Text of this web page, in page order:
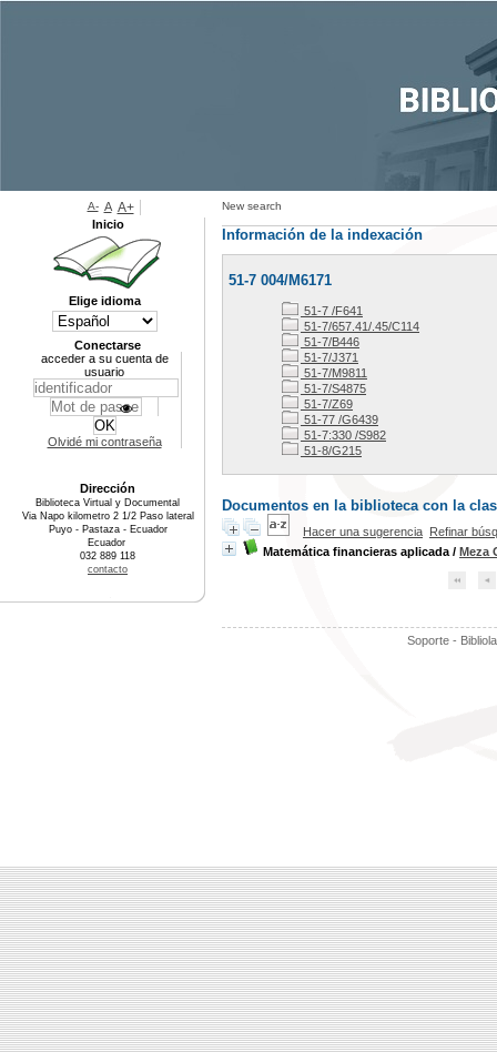
New search
Información de la indexación
51-7 004/M6171
51-7 /F641
51-7/657.41/.45/C114
51-7/B446
51-7/J371
51-7/M9811
51-7/S4875
51-7/Z69
51-77 /G6439
51-7:330 /S982
51-8/G215
Documentos en la biblioteca con la
Hacer una sugerencia Refinar
Matemática financieras aplicada / Meza
Soporte -
A- A A+
Inicio
Elige idioma
Conectarse
acceder a su cuenta de
usuario
Olvidé mi contraseña
Dirección
Biblioteca Virtual y Documental
Via Napo kilometro 2 1/2 Paso lateral
Puyo - Pastaza - Ecuador
Ecuador
032 889 118
contacto